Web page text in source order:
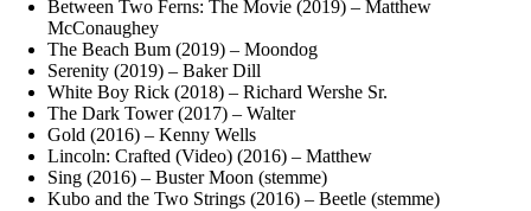
Between Two Ferns: The Movie (2019) – Matthew
McConaughey
The Beach Bum (2019) – Moondog
Serenity (2019) – Baker Dill
White Boy Rick (2018) – Richard Wershe Sr.
The Dark Tower (2017) – Walter
Gold (2016) – Kenny Wells
Lincoln: Crafted (Video) (2016) – Matthew
Sing (2016) – Buster Moon (stemme)
Kubo and the Two Strings (2016) – Beetle (stemme)